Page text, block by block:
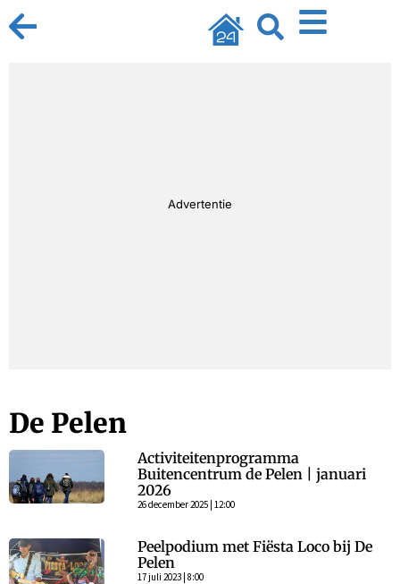
Advertentie
De Pelen
Activiteitenprogramma
Buitencentrum de Pelen | januari
2026
26 december 2025 | 12:00
Peelpodium met Fiësta Loco bij De
Pelen
17 juli 2023 | 8:00